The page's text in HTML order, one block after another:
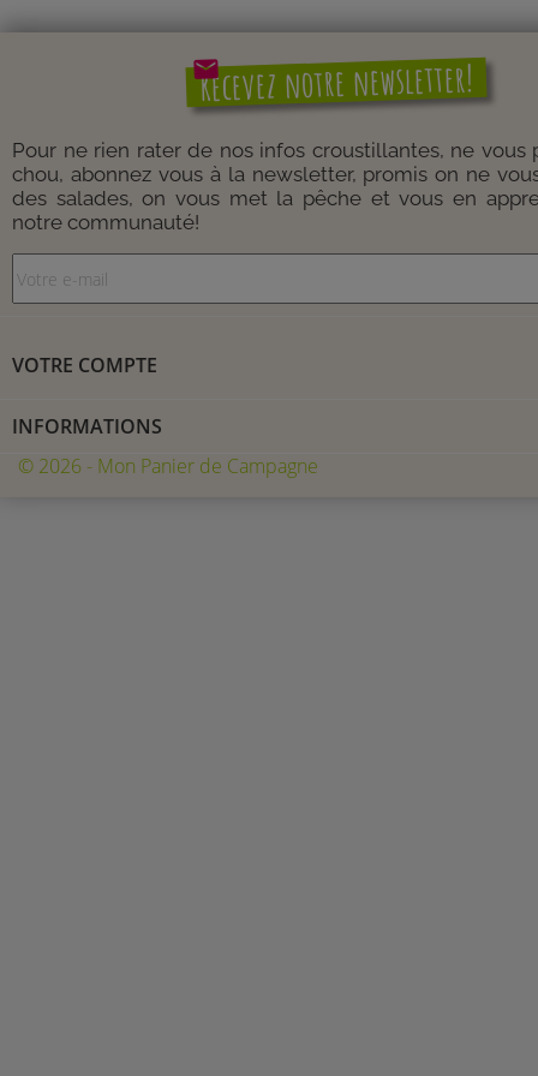
mail
Recevez notre newsletter!
Pour ne rien rater de nos infos croustillantes, ne vous
chou, abonnez vous à la newsletter, promis on ne
des salades, on vous met la pêche et vous en
notre communauté!
VOTRE COMPTE
INFORMATIONS
© 2026 - Mon Panier de Campagne